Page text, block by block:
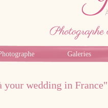
Galeries
wedding in France"